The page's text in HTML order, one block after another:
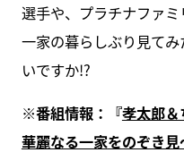
選手や、プラチナファ
一家の暮らしぶり見て
いですか!?
※番組情報：『孝太郎
華麗なる一家をのぞき見